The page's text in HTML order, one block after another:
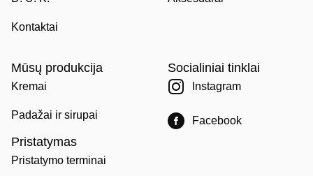
Kontaktai
Mūsų produkcija
Kremai
Padažai ir sirupai
Pristatymas
Pristatymo terminai
Socialiniai tinklai
Instagram
Facebook